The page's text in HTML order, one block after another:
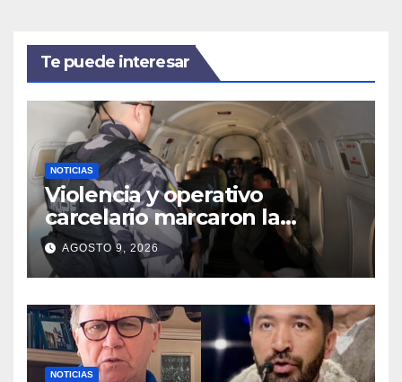
Te puede interesar
NOTICIAS
Violencia y operativo
carcelario marcaron la
primera jornada del nuevo
Gobierno
AGOSTO 9, 2026
NOTICIAS